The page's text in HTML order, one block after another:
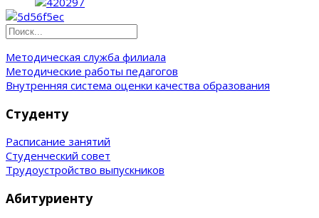
Методическая служба филиала
Методические работы педагогов
Внутренняя система оценки качества образования
Студенту
Расписание занятий
Студенческий совет
Трудоустройство выпускников
Абитуриенту